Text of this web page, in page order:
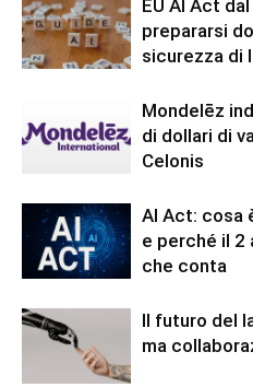
EU AI Act
prepararsi
sicurezza di
Mondelēz
di dollari di
Celonis
AI Act: cosa
e perché il 2
che conta
Il futuro del
ma